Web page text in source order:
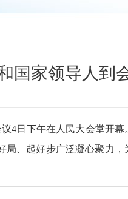
国家领导人到
4日下午在人民大会堂开幕
、起好步广泛凝心聚力